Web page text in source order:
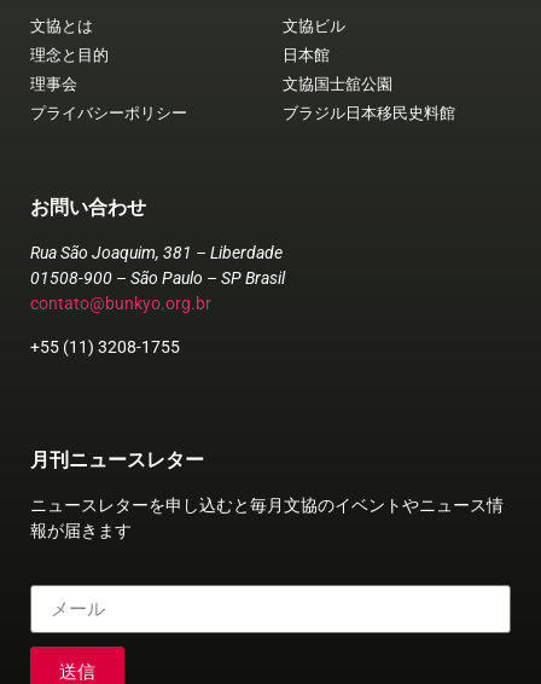
文協とは
理念と目的
理事会
プライバシーポリシー
文協ビル
日本館
文協国士舘公園
ブラジル日本移民史料館
お問い合わせ
Rua São Joaquim, 381 – Liberdade
01508-900 – São Paulo – SP Brasil
contato@bunkyo.org.br
+55 (11) 3208-1755
月刊ニュースレター
ニュースレターを申し込むと毎月文協のイベントやニュース情
報が届きます
送信